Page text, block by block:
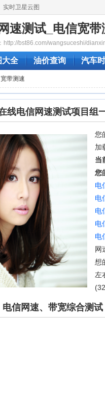
实时卫星云图
速测试_电信宽带
http://bst86.com/wangsuceshi/
大全 油价查询 汽车
带测速
线电信网速测试项目组
您
加
当
您
电
电
电
电
电
网
想
左
电信网速、带宽综合测试